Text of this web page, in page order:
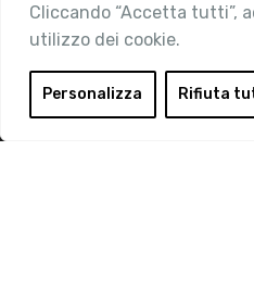
Cliccando “Accetta tutti”,
utilizzo dei cookie.
Personalizza Rifiuta
Area Riservata
Login
Diventa Socio